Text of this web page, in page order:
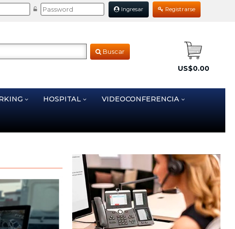
Ingresar Registrarse
Buscar
US$0.00
HOSPITAL VIDEOCONFERENCIA